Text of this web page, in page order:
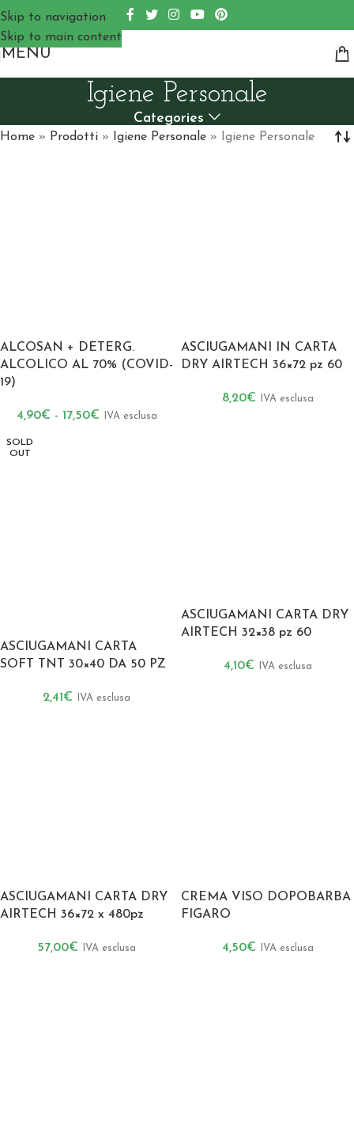
Skip to navigation
Skip to main content
MENU
Igiene Personale
Categories
Home » Prodotti » Igiene Personale » Igiene Personale
ALCOSAN + DETERG.
ALCOLICO AL 70% (COVID-
19)
4,90€ - 17,50€ IVA esclusa
ASCIUGAMANI IN CARTA
DRY AIRTECH 36×72 pz 60
8,20€ IVA esclusa
SOLD
OUT
ASCIUGAMANI CARTA
SOFT TNT 30×40 DA 50 PZ
2,41 € IVA esclusa
ASCIUGAMANI CARTA DRY
AIRTECH 32×38 pz 60
4,10€ IVA esclusa
ASCIUGAMANI CARTA DRY
AIRTECH 36×72 x 480pz
57,00€ IVA esclusa
CREMA VISO DOPOBARBA
FIGARO
4,50€ IVA esclusa